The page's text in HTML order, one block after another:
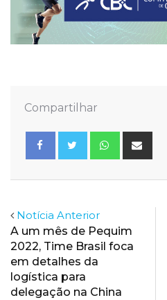
Compartilhar
Whatsapp
Notícia Anterior
A um mês de Pequim
2022, Time Brasil foca
em detalhes da
logística para
delegação na China